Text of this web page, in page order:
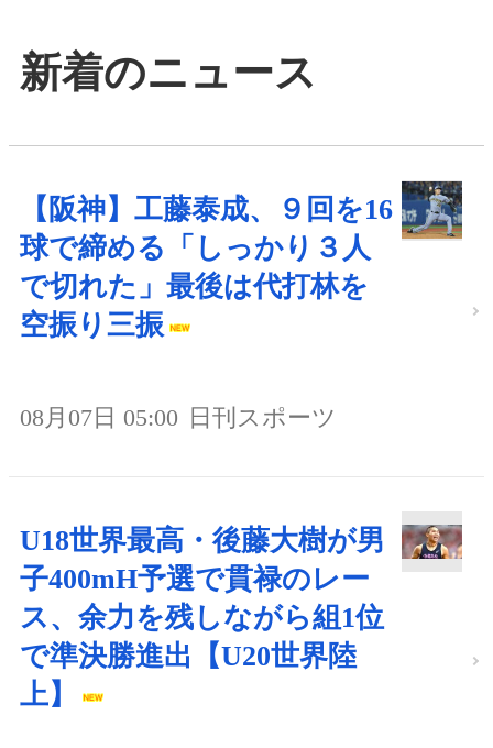
新着のニュース
【阪神】工藤泰成、９回を16
球で締める「しっかり３人
で切れた」最後は代打林を
空振り三振
08月07日 05:00 日刊スポーツ
U18世界最高・後藤大樹が男
子400mH予選で貫禄のレー
ス、余力を残しながら組1位
で準決勝進出【U20世界陸
上】